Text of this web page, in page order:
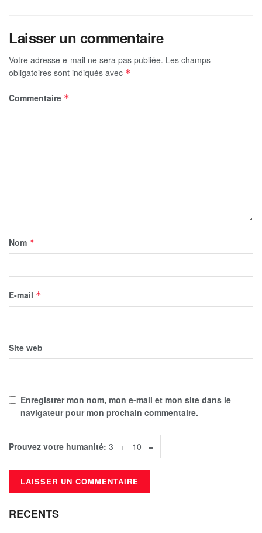
Laisser un commentaire
Votre adresse e-mail ne sera pas publiée. Les champs
obligatoires sont indiqués avec *
Commentaire *
Nom *
E-mail *
Site web
Enregistrer mon nom, mon e-mail et mon site dans le
navigateur pour mon prochain commentaire.
Prouvez votre humanité: 3 + 10 =
RECENTS